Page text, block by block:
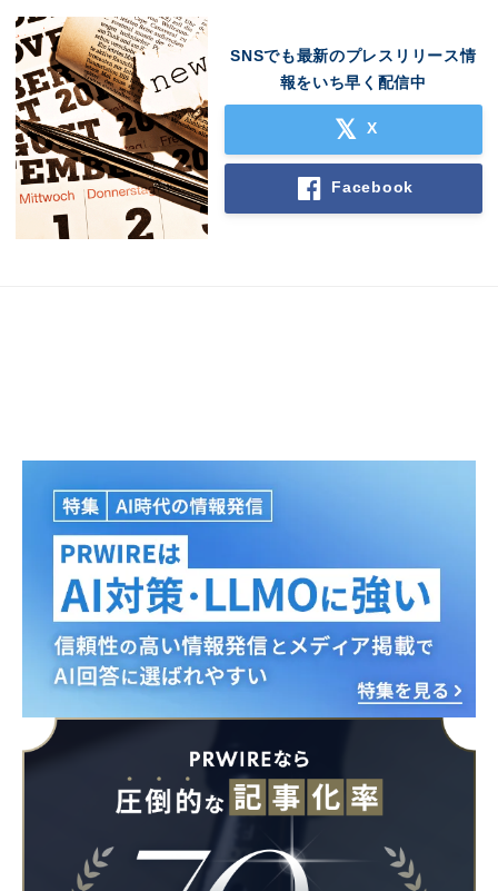
SNSでも最新のプレスリリース情
報をいち早く配信中
X
Facebook
Japanese
English